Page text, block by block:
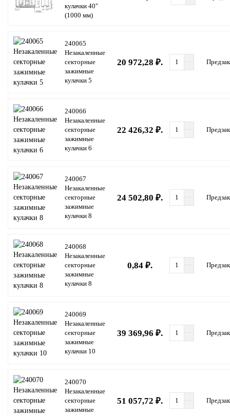
кулачки 40"
(1000 мм)
240065
Незакаленные
секторные
зажимные
кулачки 5
20 972,28 ₽.
240066
Незакаленные
секторные
зажимные
кулачки 6
22 426,32 ₽.
240067
Незакаленные
секторные
зажимные
кулачки 8
24 502,80 ₽.
240068
Незакаленные
секторные
зажимные
кулачки 8
0,84 ₽.
240069
Незакаленные
секторные
зажимные
кулачки 10
39 369,96 ₽.
240070
Незакаленные
секторные
зажимные
51 057,72 ₽.